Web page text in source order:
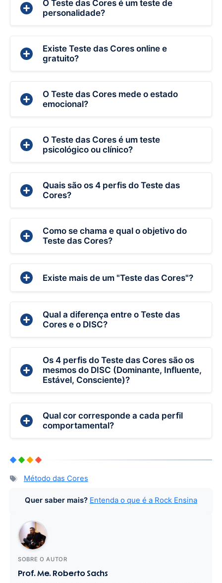
O Teste das Cores é um teste de
personalidade?
Existe Teste das Cores online e
gratuito?
O Teste das Cores mede o estado
emocional?
O Teste das Cores é um teste
psicológico ou clínico?
Quais são os 4 perfis do Teste das
Cores?
Como se chama e qual o objetivo do
Teste das Cores?
Existe mais de um "Teste das Cores"?
Qual a diferença entre o Teste das
Cores e o DISC?
Os 4 perfis do Teste das Cores são os
mesmos do DISC (Dominante, Influente,
Estável, Consciente)?
Qual cor corresponde a cada perfil
comportamental?
Método das Cores
Quer saber mais? Entenda o que é a Rock Ensina
SOBRE O AUTOR
Prof. Me. Roberto Sachs